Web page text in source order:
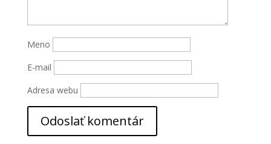
Meno
E-mail
Adresa webu